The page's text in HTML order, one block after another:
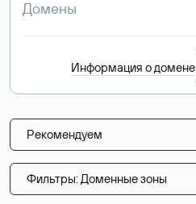
Информация о домене
Рекомендуем
Фильтры: Доменные зоны